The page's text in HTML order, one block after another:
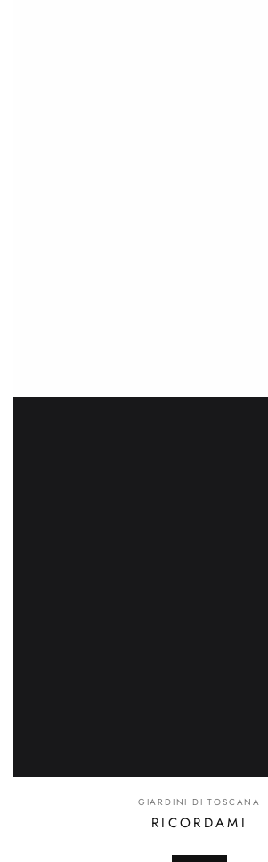
GIARDINI DI TOSCANA
RICORDAMI